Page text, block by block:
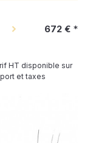
672 € *
HT disponible sur
et taxes